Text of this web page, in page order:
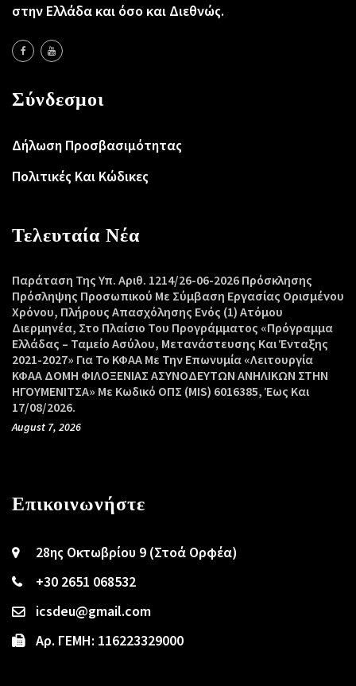
στην Ελλάδα και όσο και Διεθνώς.
Σύνδεσμοι
Δήλωση Προσβασιμότητας
Πολιτικές Και Κώδικες
Τελευταία Νέα
Παράταση Της Υπ. Αριθ. 1214/26-06-2026 Πρόσκλησης
Πρόσληψης Προσωπικού Με Σύμβαση Εργασίας Ορισμένου
Χρόνου, Πλήρους Απασχόλησης Ενός (1) Ατόμου
Διερμηνέα, Στο Πλαίσιο Του Προγράμματος «Πρόγραμμα
Ελλάδας – Ταμείο Ασύλου, Μετανάστευσης Και Ένταξης
2021-2027» Για Το ΚΦΑΑ Με Την Επωνυμία «Λειτουργία
ΚΦΑΑ ΔΟΜΗ ΦΙΛΟΞΕΝΙΑΣ ΑΣΥΝΟΔΕΥΤΩΝ ΑΝΗΛΙΚΩΝ ΣΤΗΝ
ΗΓΟΥΜΕΝΙΤΣΑ» Με Κωδικό ΟΠΣ (MIS) 6016385, Έως Και
17/08/2026.
August 7, 2026
Επικοινωνήστε
28ης Οκτωβρίου 9 (Στοά Ορφέα)
+30 2651 068532
icsdeu@gmail.com
Αρ. ΓΕΜΗ: 116223329000